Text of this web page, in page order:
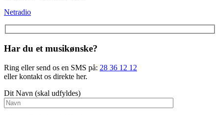
Netradio
Har du et musikønske?
Ring eller send os en SMS på: 28 36 12 12
eller kontakt os direkte her.
Dit Navn (skal udfyldes)